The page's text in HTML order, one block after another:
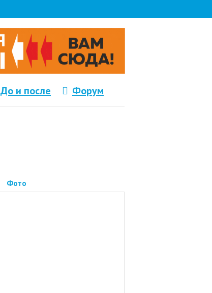
До и после Форум
Фото